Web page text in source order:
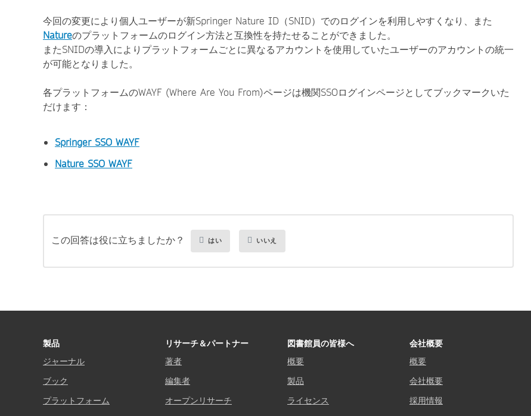
今回の変更により個人ユーザーが新Springer Nature ID（SNID）でのログインを利用しやすくなり、また
Natureのプラットフォームのログイン方法と互換性を持たせることができました。
またSNIDの導入によりプラットフォームごとに異なるアカウントを使用していたユーザーのアカウントの統一
が可能となりました。
各プラットフォームのWAYF (Where Are You From)ページは機関SSOログインページとしてブックマークいた
だけます：
Springer SSO WAYF
Nature SSO WAYF
この回答は役に立ちましたか？ はい いいえ
製品
ジャーナル
ブック
プラットフォーム
リサーチ＆パートナー
著者
編集者
オープンリサーチ
図書館員の皆様へ
概要
製品
ライセンス
会社概要
概要
会社概要
採用情報